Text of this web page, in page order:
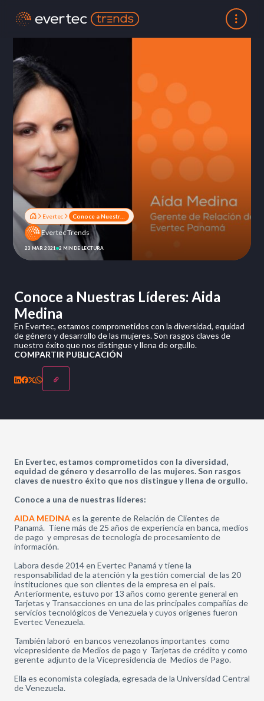
Evertec
Evertec Trends
23 MAR 2021 2 MIN DE LECTURA
Conoce a Nuestras Líderes: Aida
Medina
En Evertec, estamos comprometidos con la diversidad, equidad
de género y desarrollo de las mujeres. Son rasgos claves de
nuestro éxito que nos distingue y llena de orgullo.
COMPARTIR PUBLICACIÓN
En Evertec, estamos comprometidos con la diversidad,
equidad de género y desarrollo de las mujeres. Son rasgos
claves de nuestro éxito que nos distingue y llena de orgullo.
Conoce a una de nuestras líderes:
AIDA MEDINAes la gerente de Relación de Clientes de
Panamá. Tiene más de 25 años de experiencia en banca, medios
de pago y empresas de tecnología de procesamiento de
información.
Labora desde 2014 en Evertec Panamá y tiene la
responsabilidad de la atención y la gestión comercial de las 20
instituciones que son clientes de la empresa en el país.
Anteriormente, estuvo por 13 años como gerente general en
Tarjetas y Transacciones en una de las principales compañías de
servicios tecnológicos de Venezuela y cuyos orígenes fueron
Evertec Venezuela.
También laboró en bancos venezolanos importantes como
vicepresidente de Medios de pago y Tarjetas de crédito y como
gerente adjunto de la Vicepresidencia de Medios de Pago.
Ella es economista colegiada, egresada de la Universidad Central
de Venezuela.